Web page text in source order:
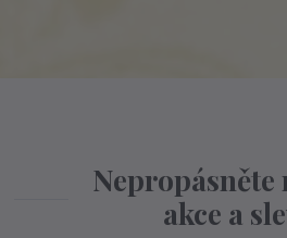
akce a